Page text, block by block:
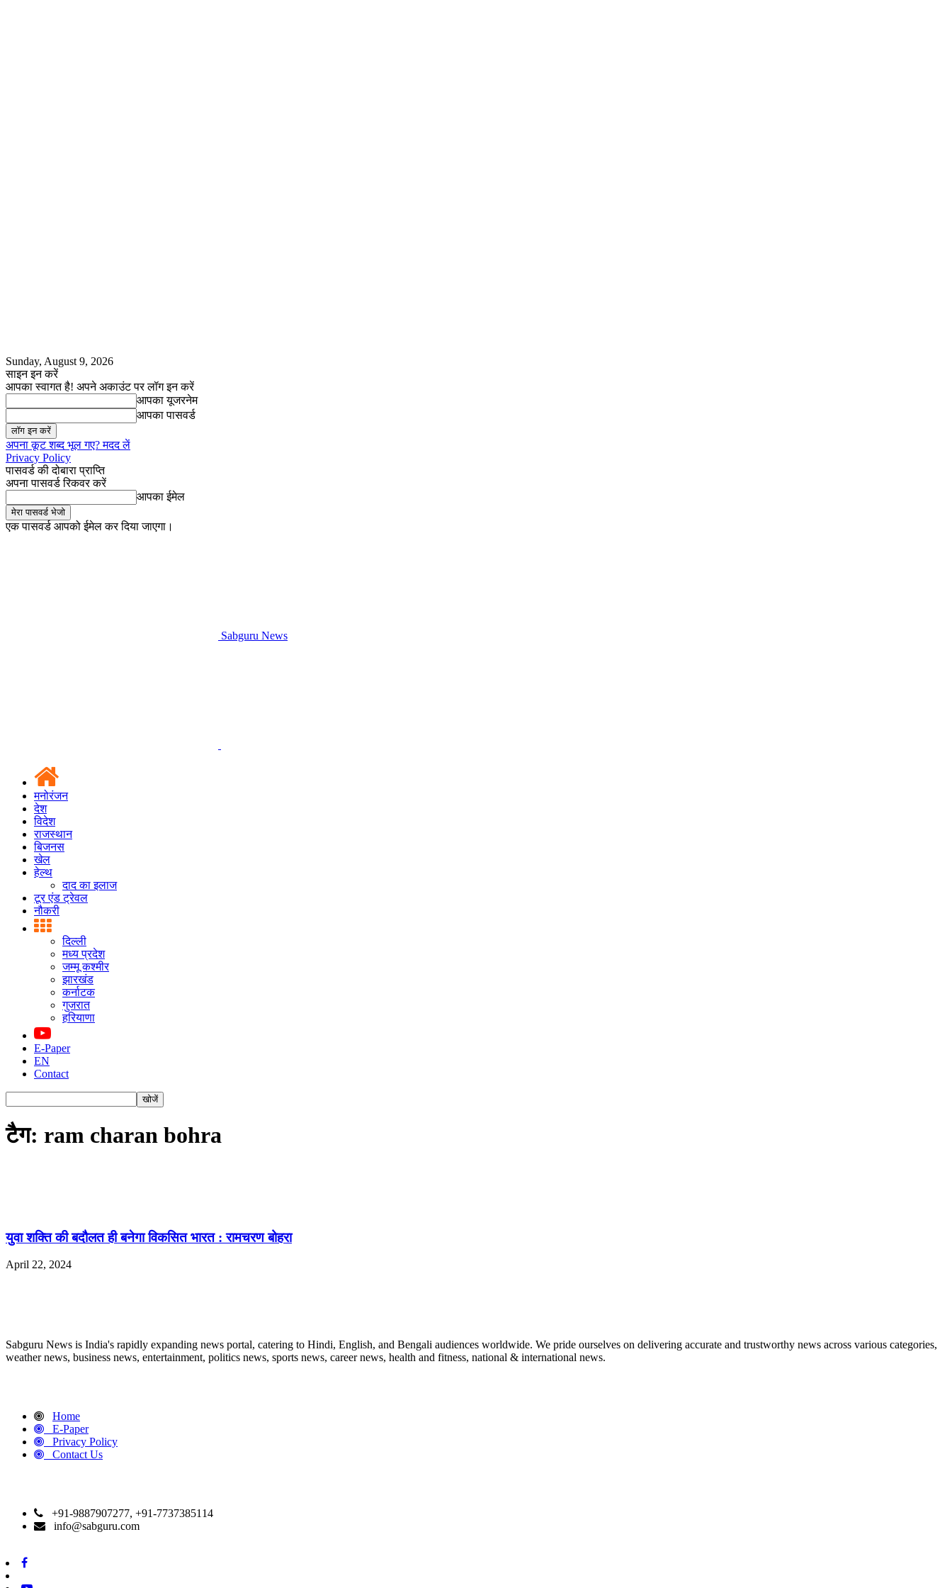
Sunday, August 9, 2026
साइन इन करें
आपका स्वागत है! अपने अकाउंट पर लॉग इन करें
आपका यूजरनेम
आपका पासवर्ड
अपना कूट शब्द भूल गए? मदद लें
Privacy Policy
पासवर्ड की दोबारा प्राप्ति
अपना पासवर्ड रिकवर करें
आपका ईमेल
एक पासवर्ड आपको ईमेल कर दिया जाएगा।
Sabguru News
मनोरंजन
देश
विदेश
राजस्थान
बिजनस
खेल
हेल्थ
दाद का इलाज
टूर एंड ट्रेवल
नौकरी
दिल्ली
मध्य प्रदेश
जम्मू कश्मीर
झारखंड
कर्नाटक
गुजरात
हरियाणा
E-Paper
EN
Contact
टैग: ram charan bohra
युवा शक्ति की बदौलत ही बनेगा विकसित भारत : रामचरण बोहरा
April 22, 2024
Sabguru News is India's rapidly expanding news portal, catering to Hindi, English, and Bengali audiences worldwide. We pride ourselves on delivering accurate and trustworthy news across various categories,
weather news, business news, entertainment, politics news, sports news, career news, health and fitness, national & international news.
Home
E-Paper
Privacy Policy
Contact Us
+91-9887907277, +91-7737385114
info@sabguru.com